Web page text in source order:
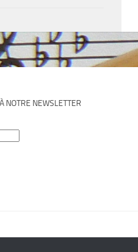
NOTRE NEWSLETTER